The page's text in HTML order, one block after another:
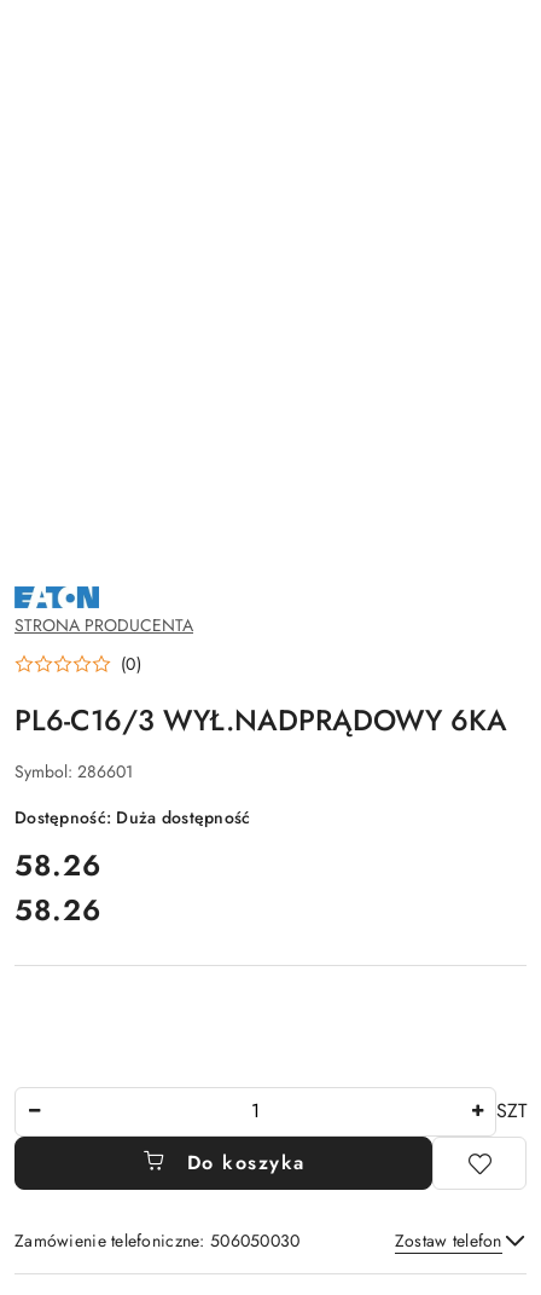
NAZWA
PRODUCENTA:
EATON
STRONA PRODUCENTA
(0)
PL6-C16/3 WYŁ.NADPRĄDOWY 6KA
Symbol: 286601
Dostępność: Duża dostępność
cena:
58.26
Cena:
58.26
SZT
Do koszyka
Zamówienie telefoniczne: 506050030 Zostaw telefon